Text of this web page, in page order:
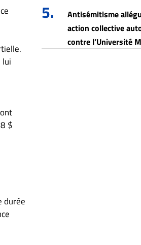
lui
$
durée
5.
Antisémitisme
action collective
contre l’Université